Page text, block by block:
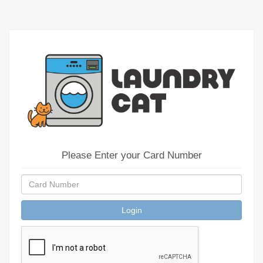
Please Enter your Card Number
Login